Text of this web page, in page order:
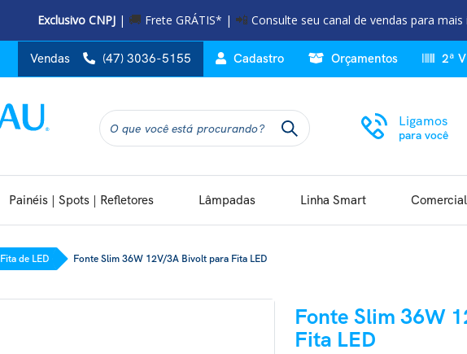
Exclusivo CNPJ | 🚚 Frete GRÁTIS* | 📲 Consulte seu canal de vendas para
Vendas (47) 3036-5155 Cadastro Orçamentos 2ª
Ligamos
para você
Painéis | Spots | Refletores Lâmpadas Linha Smart Comercial
Fita de LED Fonte Slim 36W 12V/3A Bivolt para Fita LED
Fonte Slim 36W
Fita LED